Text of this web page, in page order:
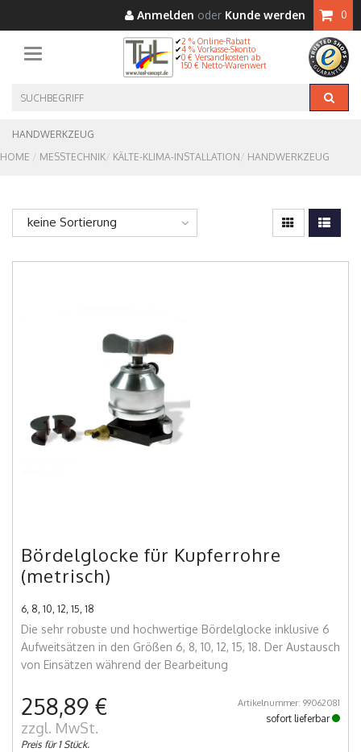
Anmelden oder Kunde werden 0
Toggle navigation
2 % Online-Rabatt
4 % Vorkasse-Skonto
0 € Versandkosten ab
150 € Netto-Warenwert
HANDWERKZEUG
HOME
MESSTECHNIK KÄLTE-KLIMA-INSTALLATION HANDWERKZEUG
keine Sortierung
Bördelglocke für Kupferrohre
(metrisch)
6, 8, 10, 12, 15, 18
Die sehr robuste und hochwertige Bördelglocke inklusive 6
Aufweitsätzen in den Größen 6, 8, 10, 12, 15, 18. Der Austausch
von Einsätzen während der Bearbeitung
258,89 €
zzgl. MwSt.
Preis für 1 Stück.
Artikelnummer: 99062081
sofort lieferbar